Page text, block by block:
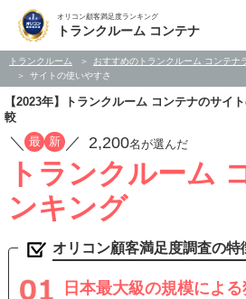
オリコン顧客満足度ランキング
トランクルーム コンテナ
トランクルーム
おすすめのトランクルーム コンテナ
サイトの使いやすさ
【2023年】トランクルーム コンテナのサイ
較
／ 最 新 ／ 2,200名が選んだ
トランクルーム
ンキング
オリコン顧客満足度調査の特
日本最大級の規模によ